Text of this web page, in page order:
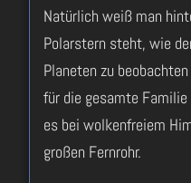
Natürlich weiß man
Polarstern steht, wie
Planeten zu
für die gesamte
es bei wolkenfreiem
großen Fernrohr.